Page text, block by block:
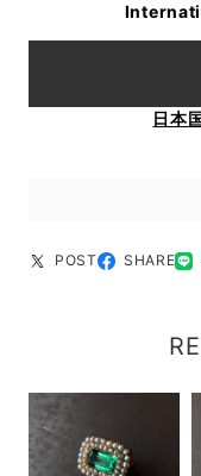
日本
POST SHARE